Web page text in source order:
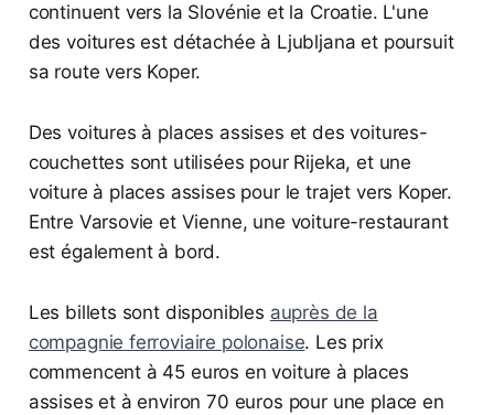
continuent vers la Slovénie et la Croatie. L'une
des voitures est détachée à Ljubljana et poursuit
sa route vers Koper.
Des voitures à places assises et des voitures-
couchettes sont utilisées pour Rijeka, et une
voiture à places assises pour le trajet vers Koper.
Entre Varsovie et Vienne, une voiture-restaurant
est également à bord.
Les billets sont disponibles auprès de la
compagnie ferroviaire polonaise. Les prix
commencent à 45 euros en voiture à places
assises et à environ 70 euros pour une place en